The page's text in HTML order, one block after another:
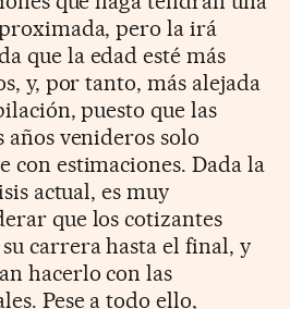
pero la irá
que la edad esté más
y, por tanto, más alejada
puesto que las
años venideros solo
con estimaciones. Dada la
actual, es muy
que los cotizantes
carrera hasta el final, y
hacerlo con las
Pese a todo ello,